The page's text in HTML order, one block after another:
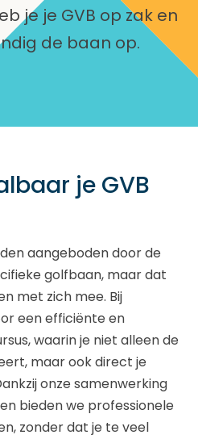
je je GVB op zak en
de baan op.
je GVB
aangeboden door de
golfbaan, maar dat
met zich mee. Bij
een efficiënte en
waarin je niet alleen de
maar ook direct je
onze samenwerking
bieden we professionele
zonder dat je te veel